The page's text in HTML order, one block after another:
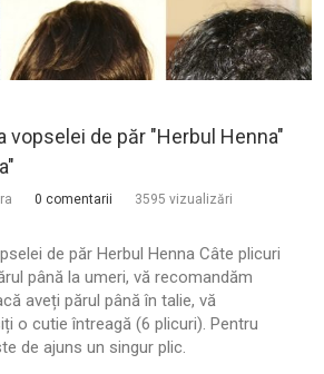
vopselei de păr "Herbul Henna"
0 comentarii 3595 vizualizări
de păr Herbul Henna Câte plicuri
până la umeri, vă recomandăm
aveți părul până în talie, vă
o cutie întreagă (6 plicuri). Pentru
de ajuns un singur plic.